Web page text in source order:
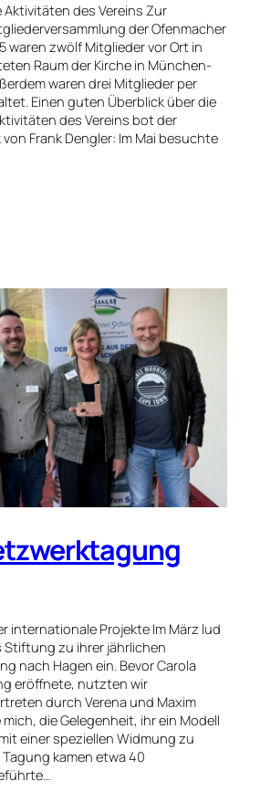
Aktivitäten des Vereins Zur
der Ofenmacher
waren zwölf Mitglieder vor Ort in
Raum der Kirche in München-
waren drei Mitglieder per
Einen guten Überblick über die
des Vereins bot der
Frank Dengler: Im Mai besuchte
internationale Projekte Im März lud
Stiftung zu ihrer jährlichen
nach Hagen ein. Bevor Carola
eröffnete, nutzten wir
durch Verena und Maxim
die Gelegenheit, ihr ein Modell
einer speziellen Widmung zu
kamen etwa 40